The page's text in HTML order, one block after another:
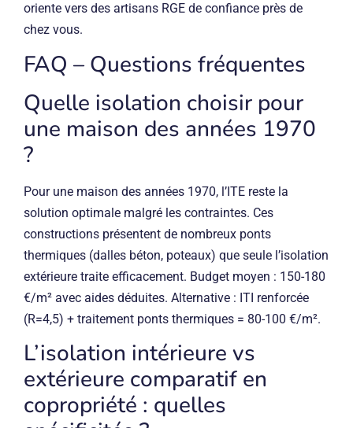
oriente vers des artisans RGE de confiance près de
chez vous.
FAQ – Questions fréquentes
Quelle isolation choisir pour
une maison des années 1970
?
Pour une maison des années 1970, l’ITE reste la
solution optimale malgré les contraintes. Ces
constructions présentent de nombreux ponts
thermiques (dalles béton, poteaux) que seule l’isolation
extérieure traite efficacement. Budget moyen : 150-180
€/m² avec aides déduites. Alternative : ITI renforcée
(R=4,5) + traitement ponts thermiques = 80-100 €/m².
L’isolation intérieure vs
extérieure comparatif en
copropriété : quelles